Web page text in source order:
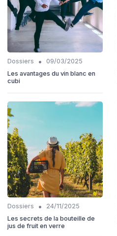
Dossiers •
09/03/2025
Les avantages du vin blanc en
cubi
Dossiers •
24/11/2025
Les secrets de la bouteille de
jus de fruit en verre